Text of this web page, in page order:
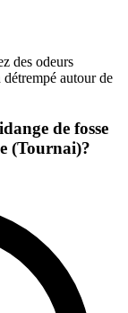
des odeurs
détrempé autour de
de fosse
(Tournai)?